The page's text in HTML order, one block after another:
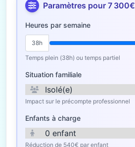
Paramètres pour 7 300€
Heures par semaine
38h
Temps plein (38h) ou temps partiel
Situation familiale
Impact sur le précompte professionnel
Enfants à charge
Réduction de 540€ par enfant